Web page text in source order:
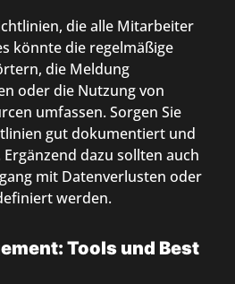
die alle Mitarbeiter
könnte die regelmäßige
die Meldung
oder die Nutzung von
umfassen. Sorgen Sie
gut dokumentiert und
dazu sollten auch
mit Datenverlusten oder
werden.
Tools und Best